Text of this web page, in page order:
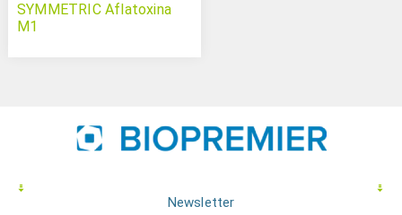
SYMMETRIC Aflatoxina
M1
Newsletter